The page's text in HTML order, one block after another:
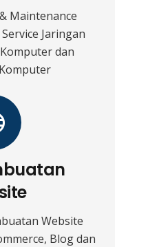
Maintenance
Jaringan
dan
Website
Blog dan